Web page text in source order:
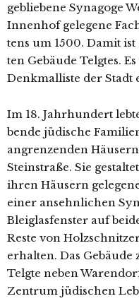
geblie­be­ne Synagoge
Innenhof gele­ge­ne
tens um 1500. Damit
ten Gebäude Telgtes.
Denkmalliste der Stadt
Im 18. Jahrhundert
ben­de jüdi­sche
angren­zen­den
Steinstraße. Sie
ihren Häusern
einer ansehn­li­chen
Bleiglasfenster auf
Reste von
erhal­ten. Das Gebäude
Telgte neben
Zentrum jüdi­schen